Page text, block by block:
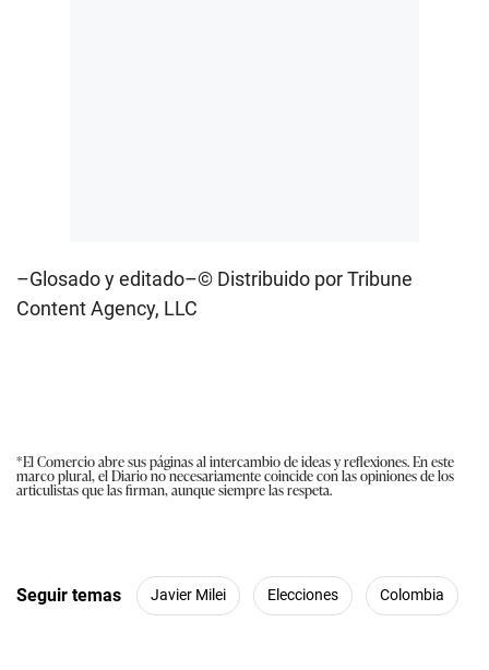
–Glosado y editado–© Distribuido por Tribune
Content Agency, LLC
*El Comercio abre sus páginas al intercambio de ideas y reflexiones. En este
marco plural, el Diario no necesariamente coincide con las opiniones de los
articulistas que las firman, aunque siempre las respeta.
Seguir temas Javier Milei Elecciones Colombia